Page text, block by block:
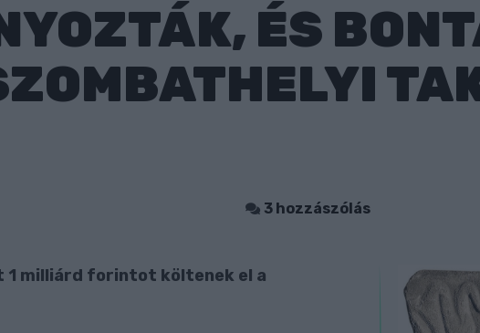
ÉS
3 hozzászólás
1 milliárd forintot költenek el a